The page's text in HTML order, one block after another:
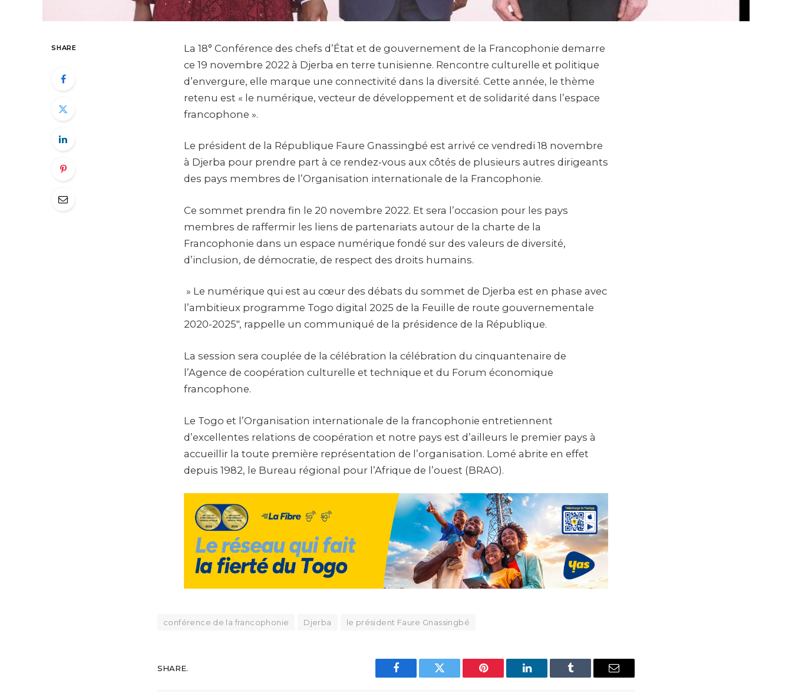
SHARE
La 18° Conférence des chefs d’État et de gouvernement de la Francophonie demarre
ce 19 novembre 2022 à Djerba en terre tunisienne. Rencontre culturelle et politique
d’envergure, elle marque une connectivité dans la diversité. Cette année, le thème
retenu est « le numérique, vecteur de développement et de solidarité dans l’espace
francophone ».
Le président de la République Faure Gnassingbé est arrivé ce vendredi 18 novembre
à Djerba pour prendre part à ce rendez-vous aux côtés de plusieurs autres dirigeants
des pays membres de l’Organisation internationale de la Francophonie.
Ce sommet prendra fin le 20 novembre 2022. Et sera l’occasion pour les pays
membres de raffermir les liens de partenariats autour de la charte de la
Francophonie dans un espace numérique fondé sur des valeurs de diversité,
d’inclusion, de démocratie, de respect des droits humains.
» Le numérique qui est au cœur des débats du sommet de Djerba est en phase avec
l’ambitieux programme Togo digital 2025 de la Feuille de route gouvernementale
2020-2025″, rappelle un communiqué de la présidence de la République.
La session sera couplée de la célébration la célébration du cinquantenaire de
l’Agence de coopération culturelle et technique et du Forum économique
francophone.
Le Togo et l’Organisation internationale de la francophonie entretiennent
d’excellentes relations de coopération et notre pays est d’ailleurs le premier pays à
accueillir la toute première représentation de l’organisation. Lomé abrite en effet
depuis 1982, le Bureau régional pour l’Afrique de l’ouest (BRAO).
conférence de la francophonie Djerba le président Faure Gnassingbé
SHARE.
Facebook Twitter Pinterest LinkedIn Tumblr Email